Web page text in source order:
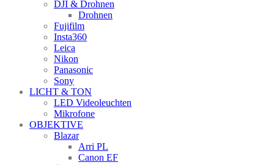
DJI & Drohnen
Drohnen
Fujifilm
Insta360
Leica
Nikon
Panasonic
Sony
LICHT & TON
LED Videoleuchten
Mikrofone
OBJEKTIVE
Blazar
Arri PL
Canon EF